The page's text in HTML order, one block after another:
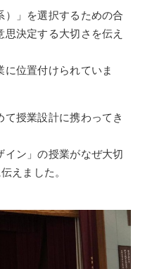
）」を選択するための合
決定する大切さを伝え
位置付けられていま
授業設計に携わってき
イン」の授業がなぜ大切
えました。